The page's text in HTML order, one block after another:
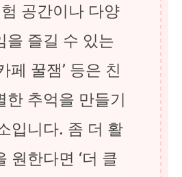
공간이나 다양
을 즐길 수 있는
페 꿀잼’ 등은 친
한 추억을 만들기
입니다. 좀 더 활
원한다면 ‘더 클